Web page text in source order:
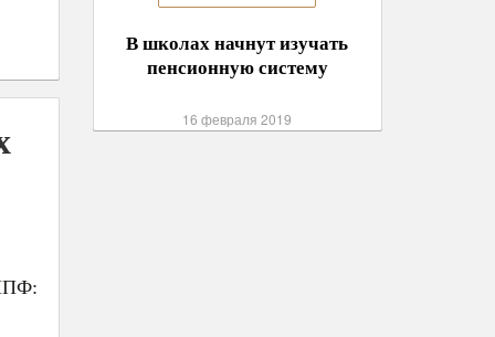
В школах начнут изучать
пенсионную систему
16 февраля 2019